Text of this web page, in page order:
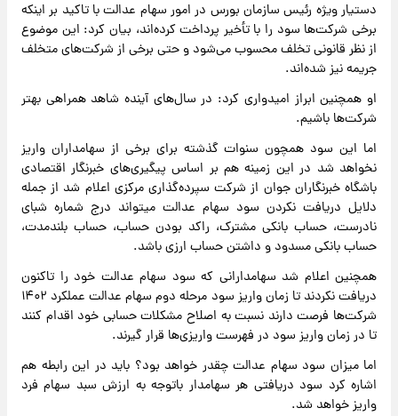
دستیار ویژه رئیس سازمان بورس در امور سهام عدالت با تاکید بر اینکه
برخی شرکت‌ها سود را با تأخیر پرداخت کرده‌اند، بیان کرد: این موضوع
از نظر قانونی تخلف محسوب می‌شود و حتی برخی از شرکت‌های متخلف
جریمه نیز شده‌اند.
او همچنین ابراز امیدواری کرد: در سال‌های آینده شاهد همراهی بهتر
شرکت‌ها باشیم.
اما این سود همچون سنوات گذشته برای برخی از سهامداران واریز
نخواهد شد در این زمینه هم بر اساس پیگیری‌های خبرنگار اقتصادی
باشگاه خبرنگاران جوان از شرکت سپرده‌گذاری مرکزی اعلام شد از جمله
دلایل دریافت نکردن سود سهام عدالت میتواند درج شماره شبای
نادرست، حساب بانکی مشترک، راکد بودن حساب، حساب بلندمدت،
حساب بانکی مسدود و داشتن حساب ارزی باشد.
همچنین اعلام شد سهامدارانی که سود سهام عدالت خود را تاکنون
دریافت نکردند تا زمان واریز سود مرحله دوم سهام عدالت عملکرد ۱۴۰۲
شرکت‌ها فرصت دارند نسبت به اصلاح مشکلات حسابی خود اقدام کنند
تا در زمان واریز سود در فهرست واریز‌ی‌ها قرار گیرند.
اما میزان سود سهام عدالت چقدر خواهد بود؟ باید در این رابطه هم
اشاره کرد سود دریافتی هر سهامدار باتوجه به ارزش سبد سهام فرد
واریز خواهد شد.